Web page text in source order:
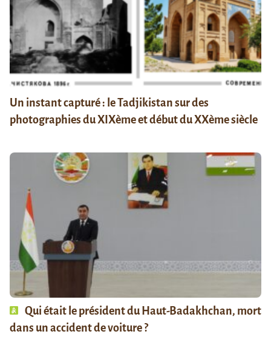
Un instant capturé : le Tadjikistan sur des
photographies du XIXème et début du XXème siècle
Qui était le président du Haut-Badakhchan, mort
dans un accident de voiture ?